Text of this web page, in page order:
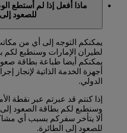
ماذا أفعل إذا لم أستطع
للصعود
يمكنكم التوجه إلى أي من
لطيران الإمارات وسنطبع لكم
يمكنكم أيضا طباعة بطاقة
أجهزة الخدمة الذاتية لإنجاز
الدولي.
إذا كنتم قد عبرتم عبر نقطة
وسنطبع لكم بطاقة الصعود
ألا يتأخر سفركم بسبب أي
للصعود إلى الطائرة.